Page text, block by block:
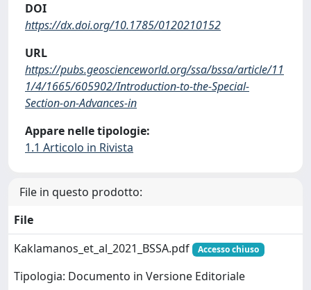
DOI
https://dx.doi.org/10.1785/0120210152
URL
https://pubs.geoscienceworld.org/ssa/bssa/article/11
1/4/1665/605902/Introduction-to-the-Special-
Section-on-Advances-in
Appare nelle tipologie:
1.1 Articolo in Rivista
File in questo prodotto:
File
Kaklamanos_et_al_2021_BSSA.pdf
Accesso chiuso
Tipologia: Documento in Versione Editoriale